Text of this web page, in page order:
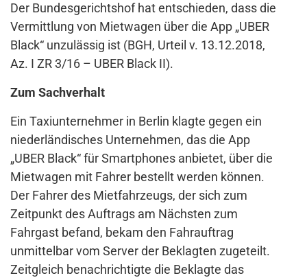
Der Bundesgerichtshof hat entschieden, dass die
Vermittlung von Mietwagen über die App „UBER
Black“ unzulässig ist (BGH, Urteil v. 13.12.2018,
Az. I ZR 3/16 – UBER Black II).
Zum Sachverhalt
Ein Taxiunternehmer in Berlin klagte gegen ein
niederländisches Unternehmen, das die App
„UBER Black“ für Smartphones anbietet, über die
Mietwagen mit Fahrer bestellt werden können.
Der Fahrer des Mietfahrzeugs, der sich zum
Zeitpunkt des Auftrags am Nächsten zum
Fahrgast befand, bekam den Fahrauftrag
unmittelbar vom Server der Beklagten zugeteilt.
Zeitgleich benachrichtigte die Beklagte das